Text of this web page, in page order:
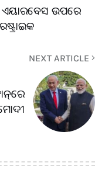
ଏୟାରବେସ ଉପରେ
NEXT ARTICLE